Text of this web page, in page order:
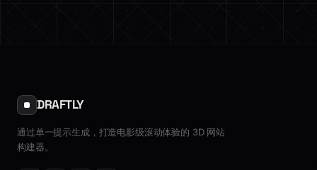
DRAFTLY
通过单一提示生成，打造电影级滚动体验的 3D 网站
构建器。